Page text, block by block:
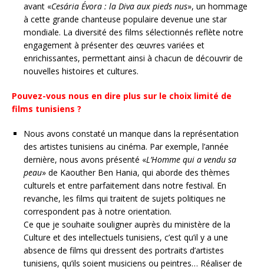
avant «Cesária Évora : la Diva aux pieds nus», un hommage
à cette grande chanteuse populaire devenue une star
mondiale. La diversité des films sélectionnés reflète notre
engagement à présenter des œuvres variées et
enrichissantes, permettant ainsi à chacun de découvrir de
nouvelles histoires et cultures.
Pouvez-vous nous en dire plus sur le choix limité de
films tunisiens ?
Nous avons constaté un manque dans la représentation
des artistes tunisiens au cinéma. Par exemple, l’année
dernière, nous avons présenté «L’Homme qui a vendu sa
peau» de Kaouther Ben Hania, qui aborde des thèmes
culturels et entre parfaitement dans notre festival. En
revanche, les films qui traitent de sujets politiques ne
correspondent pas à notre orientation.
Ce que je souhaite souligner auprès du ministère de la
Culture et des intellectuels tunisiens, c’est qu’il y a une
absence de films qui dressent des portraits d’artistes
tunisiens, qu’ils soient musiciens ou peintres… Réaliser de